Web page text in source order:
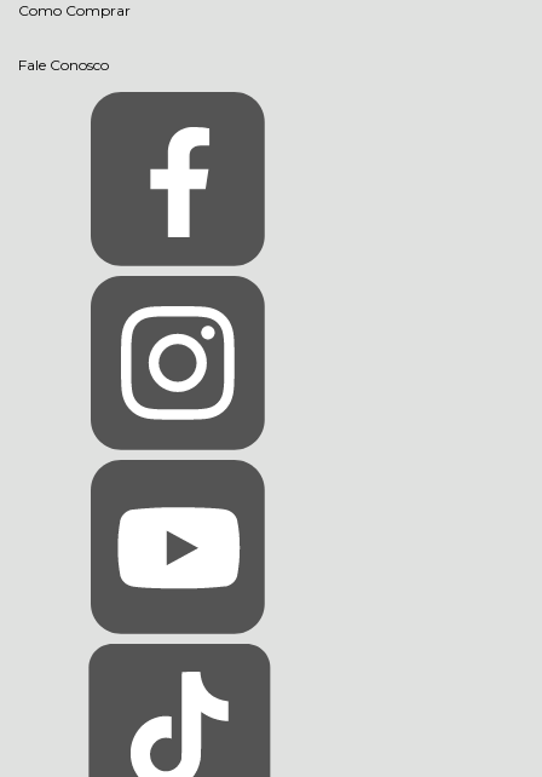
Como Comprar
Fale Conosco